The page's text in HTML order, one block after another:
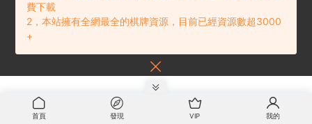
© 2021 棋牌源碼下載網網站地圖 贛ICP備202101234号 内容投訴建議
首頁 發現 VIP 我的
費下載
2，本站擁有全網最全的棋牌資源，目前已經資源數超3000
+